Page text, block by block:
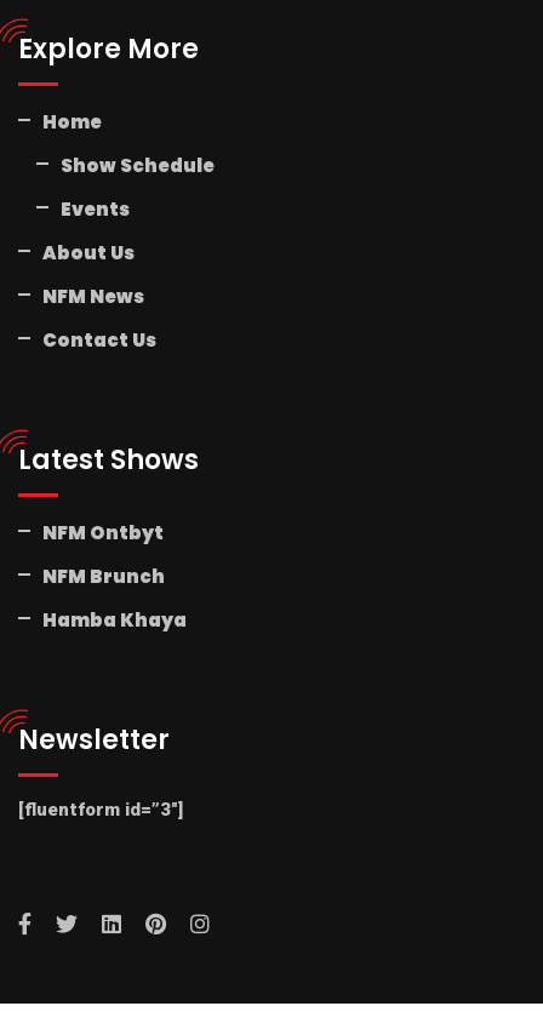
Explore More
Home
Show Schedule
Events
About Us
NFM News
Contact Us
Latest Shows
NFM Ontbyt
NFM Brunch
Hamba Khaya
Newsletter
[fluentform id=”3″]